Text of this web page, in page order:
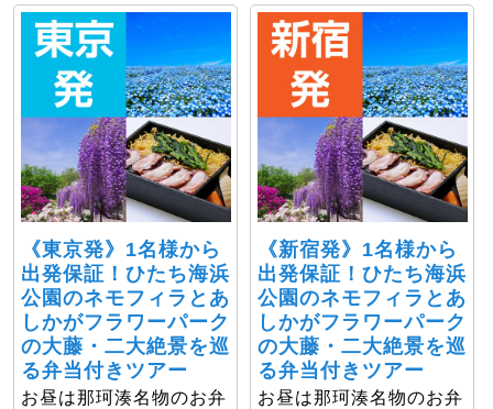
《東京発》1名様から
出発保証！ひたち海浜
公園のネモフィラとあ
しかがフラワーパーク
の大藤・二大絶景を巡
る弁当付きツアー
お昼は那珂湊名物のお弁
《新宿発》1名様から
出発保証！ひたち海浜
公園のネモフィラとあ
しかがフラワーパーク
の大藤・二大絶景を巡
る弁当付きツアー
お昼は那珂湊名物のお弁